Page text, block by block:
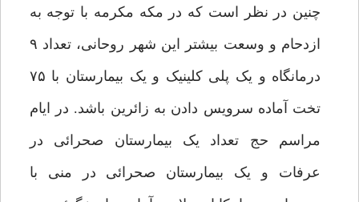
چنین در نظر است که در مکه مکرمه با توجه به
ازدحام و وسعت بیشتر این شهر روحانی، تعداد ۹
درمانگاه و یک پلی کلینیک و یک بیمارستان با ۷۵
تخت آماده سرویس دادن به زائرین باشد. در ایام
مراسم حج تعداد یک بیمارستان صحرائی در
عرفات و یک بیمارستان صحرائی در منی با